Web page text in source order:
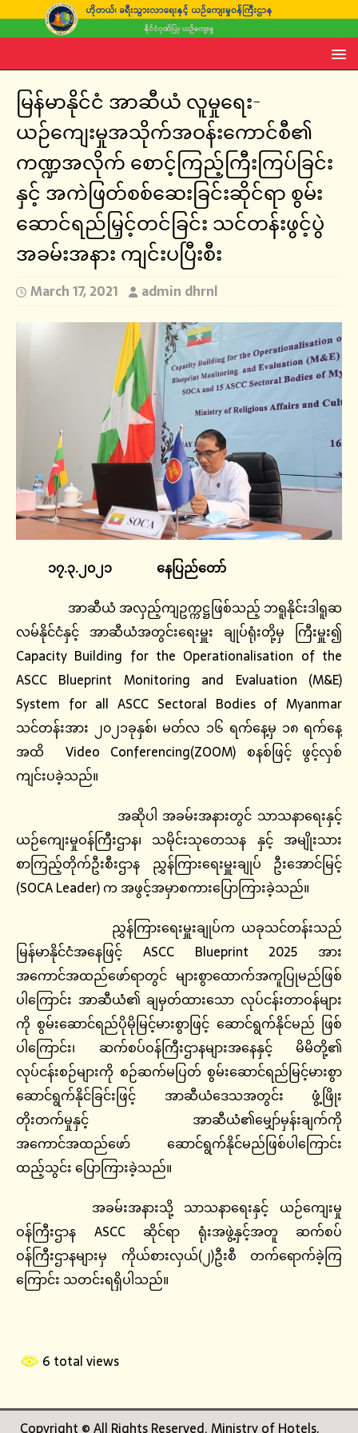
မြန်မာနိုင်ငံ အာဆီယံ လူမှုရေး-
ယဉ်ကျေးမှုအသိုက်အဝန်းကောင်စီ၏
ကဏ္ဍအလိုက် စောင့်ကြည့်ကြီးကြပ်ခြင်း
နှင့် အကဲဖြတ်စစ်ဆေးခြင်းဆိုင်ရာ စွမ်း
ဆောင်ရည်မြှင့်တင်ခြင်း သင်တန်းဖွင့်ပွဲ
အခမ်းအနား ကျင်းပပြီးစီး
March 17, 2021 admin dhrnl
၁၇.၃.၂၀၂၁
နေပြည်တော်
အာဆီယံ အလှည့်ကျဥက္ကဋ္ဌဖြစ်သည့် ဘရူနိုင်းဒါရူဆ
လမ်နိုင်ငံနှင့် အာဆီယံအတွင်းရေးမှူး ချုပ်ရုံးတို့မှ ကြီးမှူး၍
Capacity Building for the Operationalisation of the
ASCC Blueprint Monitoring and Evaluation (M&E)
System for all ASCC Sectoral Bodies of Myanmar
သင်တန်းအား ၂၀၂၁ခုနှစ်၊ မတ်လ ၁၆ ရက်နေ့မှ ၁၈ ရက်နေ့
အထိ Video Conferencing(ZOOM) စနစ်ဖြင့် ဖွင့်လှစ်
ကျင်းပခဲ့သည်။
အဆိုပါ အခမ်းအနားတွင် သာသနာရေးနှင့်
ယဉ်ကျေးမှုဝန်ကြီးဌာန၊ သမိုင်းသုတေသန နှင့် အမျိုးသား
စာကြည့်တိုက်ဦးစီးဌာန ညွှန်ကြားရေးမှူးချုပ် ဦးအောင်မြင့်
(SOCA Leader) က အဖွင့်အမှာစကားပြောကြားခဲ့သည်။
ညွှန်ကြားရေးမှူးချုပ်က ယခုသင်တန်းသည်
မြန်မာနိုင်ငံအနေဖြင့် ASCC Blueprint 2025 အား
အကောင်အထည်ဖော်ရာတွင် များစွာထောက်အကူပြုမည်ဖြစ်
ပါကြောင်း အာဆီယံ၏ ချမှတ်ထားသော လုပ်ငန်းတာဝန်များ
ကို စွမ်းဆောင်ရည်ပိုမိုမြင့်မားစွာဖြင့် ဆောင်ရွက်နိုင်မည် ဖြစ်
ပါကြောင်း၊ ဆက်စပ်ဝန်ကြီးဌာနများအနေနှင့် မိမိတို့၏
လုပ်ငန်းစဉ်များကို စဉ်ဆက်မပြတ် စွမ်းဆောင်ရည်မြင့်မားစွာ
ဆောင်ရွက်နိုင်ခြင်းဖြင့် အာဆီယံဒေသအတွင်း ဖွံ့ဖြိုး
တိုးတက်မှုနှင့် အာဆီယံ၏မျှော်မှန်းချက်ကို
အကောင်အထည်ဖော် ဆောင်ရွက်နိုင်မည်ဖြစ်ပါကြောင်း
ထည့်သွင်း ပြောကြားခဲ့သည်။
အခမ်းအနားသို့ သာသနာရေးနှင့် ယဉ်ကျေးမှု
ဝန်ကြီးဌာန ASCC ဆိုင်ရာ ရုံးအဖွဲ့နှင့်အတူ ဆက်စပ်
ဝန်ကြီးဌာနများမှ ကိုယ်စားလှယ်(၂)ဦးစီ တက်ရောက်ခဲ့ကြ
ကြောင်း သတင်းရရှိပါသည်။
6 total views
Copyright © All Rights Reserved. Ministry of Hotels,